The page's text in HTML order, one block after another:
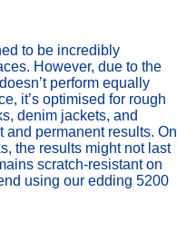
to be incredibly
However, due to the
perform equally
it’s optimised for rough
denim jackets, and
permanent results. On
the results might not last
scratch-resistant on
using our edding 5200